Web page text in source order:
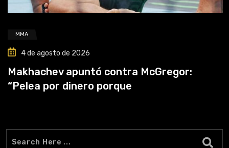
MMA
4 de agosto de 2026
Makhachev apuntó contra McGregor:
“Pelea por dinero porque